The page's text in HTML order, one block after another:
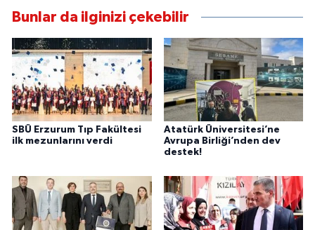
Bunlar da ilginizi çekebilir
SBÜ Erzurum Tıp Fakültesi
ilk mezunlarını verdi
Atatürk Üniversitesi’ne
Avrupa Birliği’nden dev
destek!